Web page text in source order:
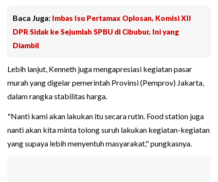
Baca Juga: Imbas Isu Pertamax Oplosan, Komisi XII
DPR Sidak ke Sejumlah SPBU di Cibubur, Ini yang
Diambil
Lebih lanjut, Kenneth juga mengapresiasi kegiatan pasar
murah yang digelar pemerintah Provinsi (Pemprov) Jakarta,
dalam rangka stabilitas harga.
"Nanti kami akan lakukan itu secara rutin. Food station juga
nanti akan kita minta tolong suruh lakukan kegiatan-kegiatan
yang supaya lebih menyentuh masyarakat," pungkasnya.